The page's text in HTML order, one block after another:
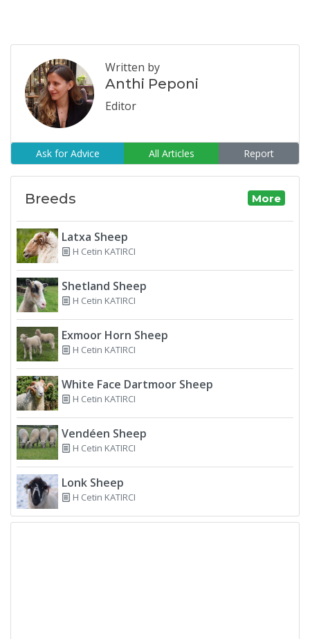
Written by
Anthi Peponi
Editor
Ask for Advice All Articles Report
Breeds More
Latxa Sheep
H Cetin KATIRCI
Shetland Sheep
H Cetin KATIRCI
Exmoor Horn Sheep
H Cetin KATIRCI
White Face Dartmoor Sheep
H Cetin KATIRCI
Vendéen Sheep
H Cetin KATIRCI
Lonk Sheep
H Cetin KATIRCI